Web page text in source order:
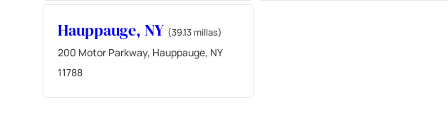
Hauppauge, NY (39.13 millas)
200 Motor Parkway, Hauppauge, NY
11788